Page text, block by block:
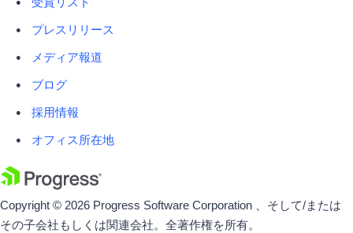
受賞リスト
プレスリリース
メディア報道
ブログ
採用情報
オフィス所在地
Copyright © 2026 Progress Software Corporation 、そして/または
その子会社もしくは関連会社。全著作権を所有。